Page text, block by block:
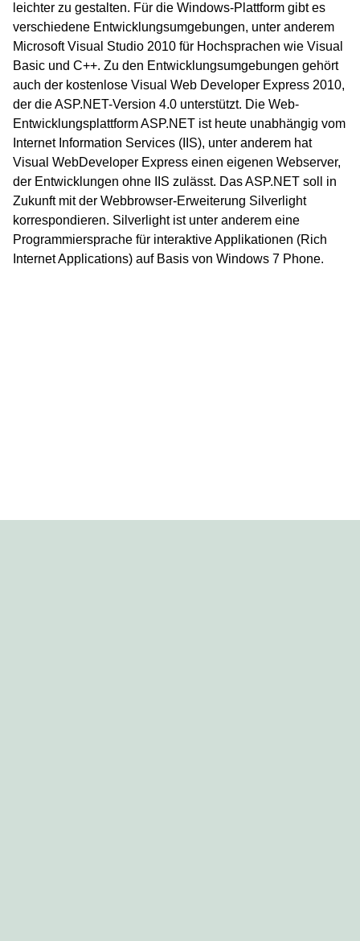
leichter zu gestalten. Für die Windows-Plattform gibt es
verschiedene Entwicklungsumgebungen, unter anderem
Microsoft Visual Studio 2010 für Hochsprachen wie Visual
Basic und C++. Zu den Entwicklungsumgebungen gehört
auch der kostenlose Visual Web Developer Express 2010,
der die ASP.NET-Version 4.0 unterstützt. Die Web-
Entwicklungsplattform ASP.NET ist heute unabhängig vom
Internet Information Services (IIS), unter anderem hat
Visual WebDeveloper Express einen eigenen Webserver,
der Entwicklungen ohne IIS zulässt. Das ASP.NET soll in
Zukunft mit der Webbrowser-Erweiterung Silverlight
korrespondieren. Silverlight ist unter anderem eine
Programmiersprache für interaktive Applikationen (Rich
Internet Applications) auf Basis von Windows 7 Phone.